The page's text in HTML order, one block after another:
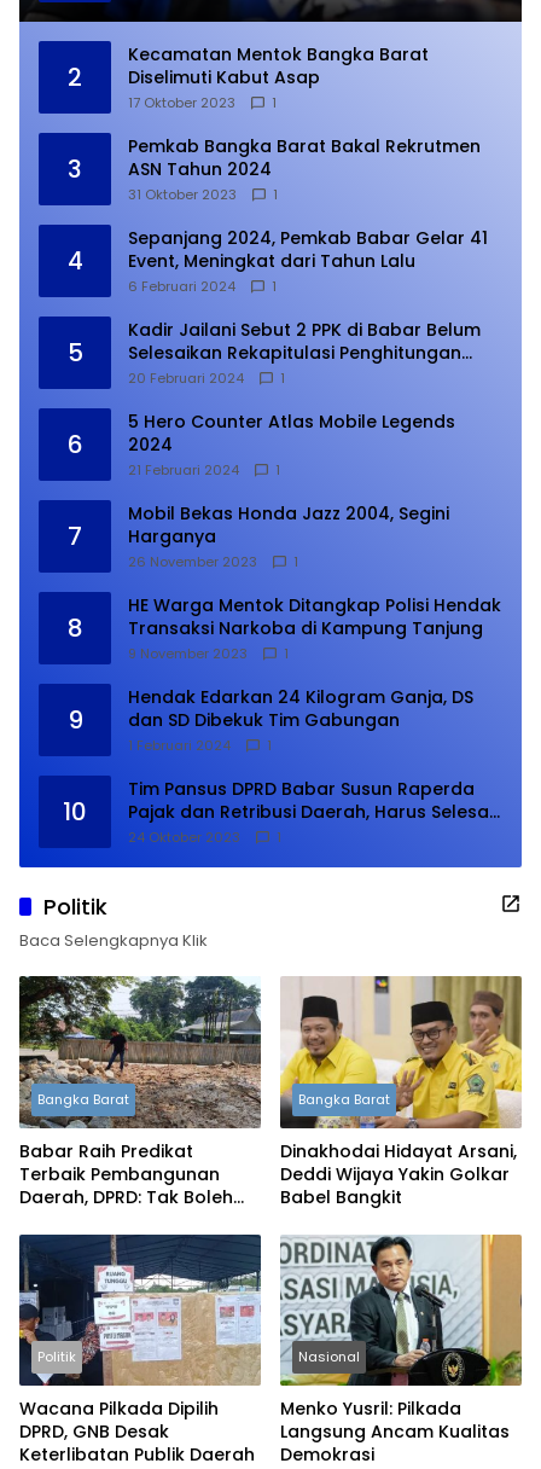
2
Kecamatan Mentok Bangka Barat
Diselimuti Kabut Asap
17 Oktober 2023 1
3
Pemkab Bangka Barat Bakal Rekrutmen
ASN Tahun 2024
31 Oktober 2023 1
4
Sepanjang 2024, Pemkab Babar Gelar 41
Event, Meningkat dari Tahun Lalu
6 Februari 2024 1
5
Kadir Jailani Sebut 2 PPK di Babar Belum
Selesaikan Rekapitulasi Penghitungan
Suara
20 Februari 2024 1
6
5 Hero Counter Atlas Mobile Legends
2024
21 Februari 2024 1
7
Mobil Bekas Honda Jazz 2004, Segini
Harganya
26 November 2023 1
8
HE Warga Mentok Ditangkap Polisi Hendak
Transaksi Narkoba di Kampung Tanjung
9 November 2023 1
9
Hendak Edarkan 24 Kilogram Ganja, DS
dan SD Dibekuk Tim Gabungan
1 Februari 2024 1
10
Tim Pansus DPRD Babar Susun Raperda
Pajak dan Retribusi Daerah, Harus Selesai
Januari 2024
24 Oktober 2023 1
Politik
Baca Selengkapnya Klik
Bangka Barat
Babar Raih Predikat
Terbaik Pembangunan
Daerah, DPRD: Tak Boleh
Bangka Barat
Dinakhodai Hidayat Arsani,
Deddi Wijaya Yakin Golkar
Babel Bangkit
Politik
Wacana Pilkada Dipilih
DPRD, GNB Desak
Keterlibatan Publik Daerah
Nasional
Menko Yusril: Pilkada
Langsung Ancam Kualitas
Demokrasi